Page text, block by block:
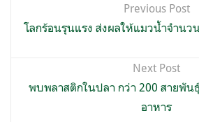
เรื่อง
Previous Post
โลกร้อนรุนแรง ส่งผลให้แมวน้ำจำนว
Next Post
พบพลาสติกในปลา กว่า 200 สายพั
อาหาร